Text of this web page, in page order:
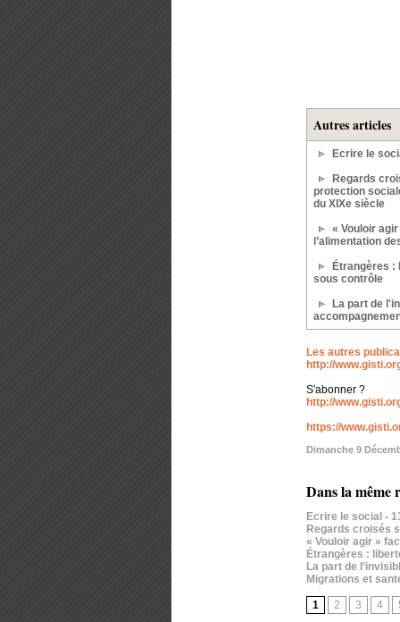
Autres articles
Ecrire le
Regards
protection
du XIXe siècle
« Vouloir
l’alimentation
Étrangères :
sous contrôle
La part de
Les autres
http://
S'abonner ?
http://
https://
Dimanche 9
Dans la même
Ecrire le social -
Regards croisés
« Vouloir agir »
Étrangères :
La part de
Migrations et
1 2 3 4